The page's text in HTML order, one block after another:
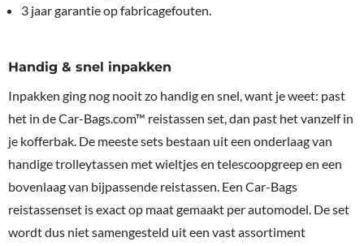
3 jaar garantie op fabricagefouten.
Handig & snel inpakken
Inpakken ging nog nooit zo handig en snel, want je weet: past
het in de Car-Bags.com™ reistassen set, dan past het vanzelf in
je kofferbak. De meeste sets bestaan uit een onderlaag van
handige trolleytassen met wieltjes en telescoopgreep en een
bovenlaag van bijpassende reistassen. Een Car-Bags
reistassenset is exact op maat gemaakt per automodel. De set
wordt dus niet samengesteld uit een vast assortiment